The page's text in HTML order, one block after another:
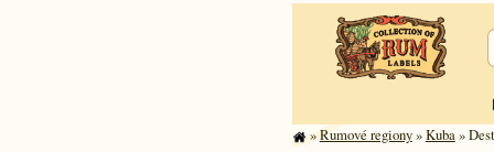
»Rumové regiony»Kuba»